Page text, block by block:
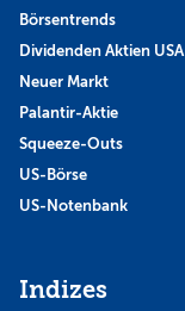
Börsentrends
Dividenden Aktien USA
Neuer Markt
Palantir-Aktie
Squeeze-Outs
US-Börse
US-Notenbank
Indizes